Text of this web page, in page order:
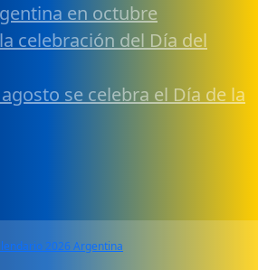
en octubre
celebración del Día del
se celebra el Día de la
2026 Argentina